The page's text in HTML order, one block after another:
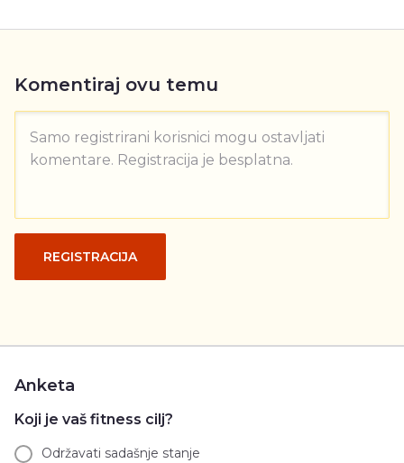
Komentiraj ovu temu
Samo registrirani korisnici mogu ostavljati
komentare. Registracija je besplatna.
REGISTRACIJA
Anketa
Koji je vaš fitness cilj?
Održavati sadašnje stanje